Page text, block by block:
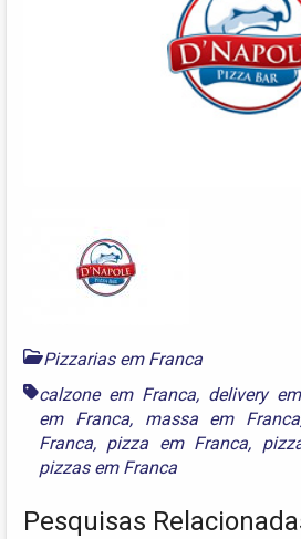
Pizzarias em Franca
calzone em Franca, delivery
em Franca, massa em Franca
Franca, pizza em Franca,
pizzas em Franca
Pesquisas